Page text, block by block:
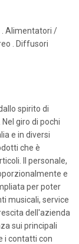
. Alimentatori /
. Diffusori
spirito di
giro di pochi
e in diversi
che è
Il personale,
e
per poter
musicali, service
dell'azienda
sui principali
i contatti con